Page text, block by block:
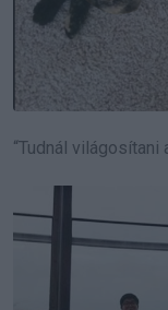
“Tudnál világosítani